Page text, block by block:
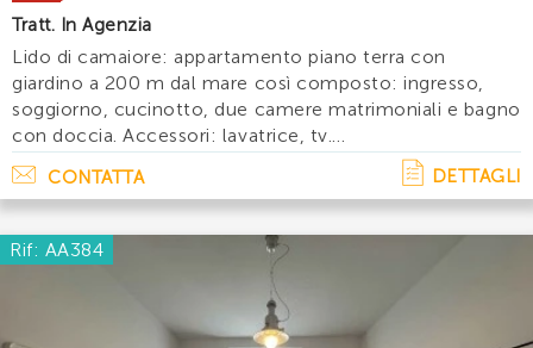
Tratt. In Agenzia
Lido di camaiore: appartamento piano terra con
giardino a 200 m dal mare così composto: ingresso,
soggiorno, cucinotto, due camere matrimoniali e bagno
con doccia. Accessori: lavatrice, tv.
Disponibilita': maggio:giugno: €
1550luglio:agosto:settembre:
CONTATTA DETTAGLI
Rif: AA384